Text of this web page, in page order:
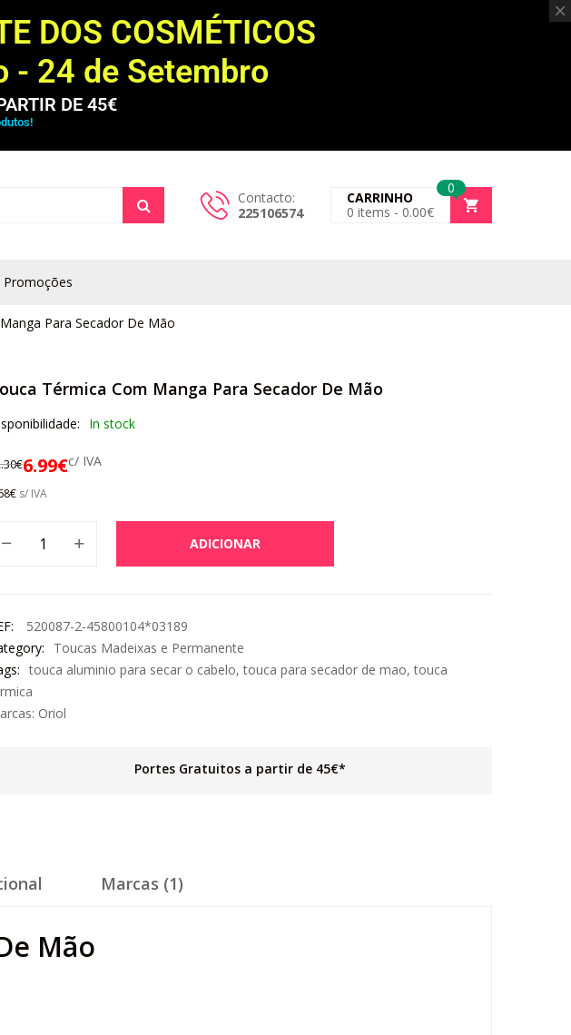
DOS COSMÉTICOS
- 24 de Setembro
DE 45€
Contacto:
225106574
0
CARRINHO
0 items - 0.00€
Promoções
Para Secador De Mão
Térmica Com Manga Para Secador De Mão
In stock
€6.99€c/ IVA
€ s/ IVA
ADICIONAR
520087-2-45800104*03189
Toucas Madeixas e Permanente
touca aluminio para secar o cabelo,touca para secador de mao,touca
Oriol
Portes Gratuitos a partir de 45€*
Marcas (1)
Mão